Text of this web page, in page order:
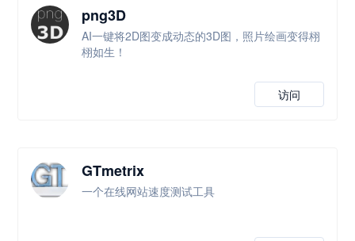
png3D
AI一键将2D图变成动态的3D图，照片绘画变得栩
栩如生！
访问
GTmetrix
一个在线网站速度测试工具